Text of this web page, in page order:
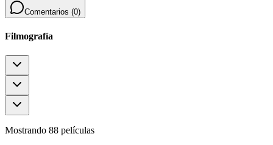
Comentarios (0)
Filmografía
Mostrando 88 películas